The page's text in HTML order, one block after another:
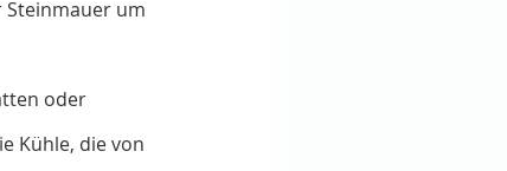
Steinmauer um
oder
Kühle, die von